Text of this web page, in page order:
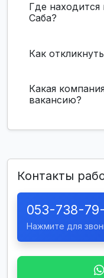
Где
Саба?
Как
Какая
вакансию?
Контакты
053-738-
Нажмите для